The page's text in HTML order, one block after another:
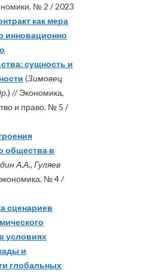
№ 2 / 2023
как мера
инновационно
сущность и
(Зимовец
) // Экономика,
и право. № 5 /
общества в
А.А., Гуляев
№ 4 /
сценариев
условиях
и
глобальных